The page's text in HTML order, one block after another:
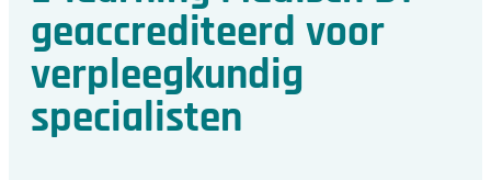
geaccrediteerd voor
verpleegkundig
specialisten